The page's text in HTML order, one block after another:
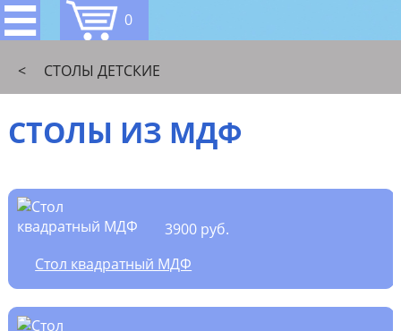
0
< СТОЛЫ ДЕТСКИЕ
СТОЛЫ ИЗ МДФ
3900 руб.
Стол квадратный МДФ